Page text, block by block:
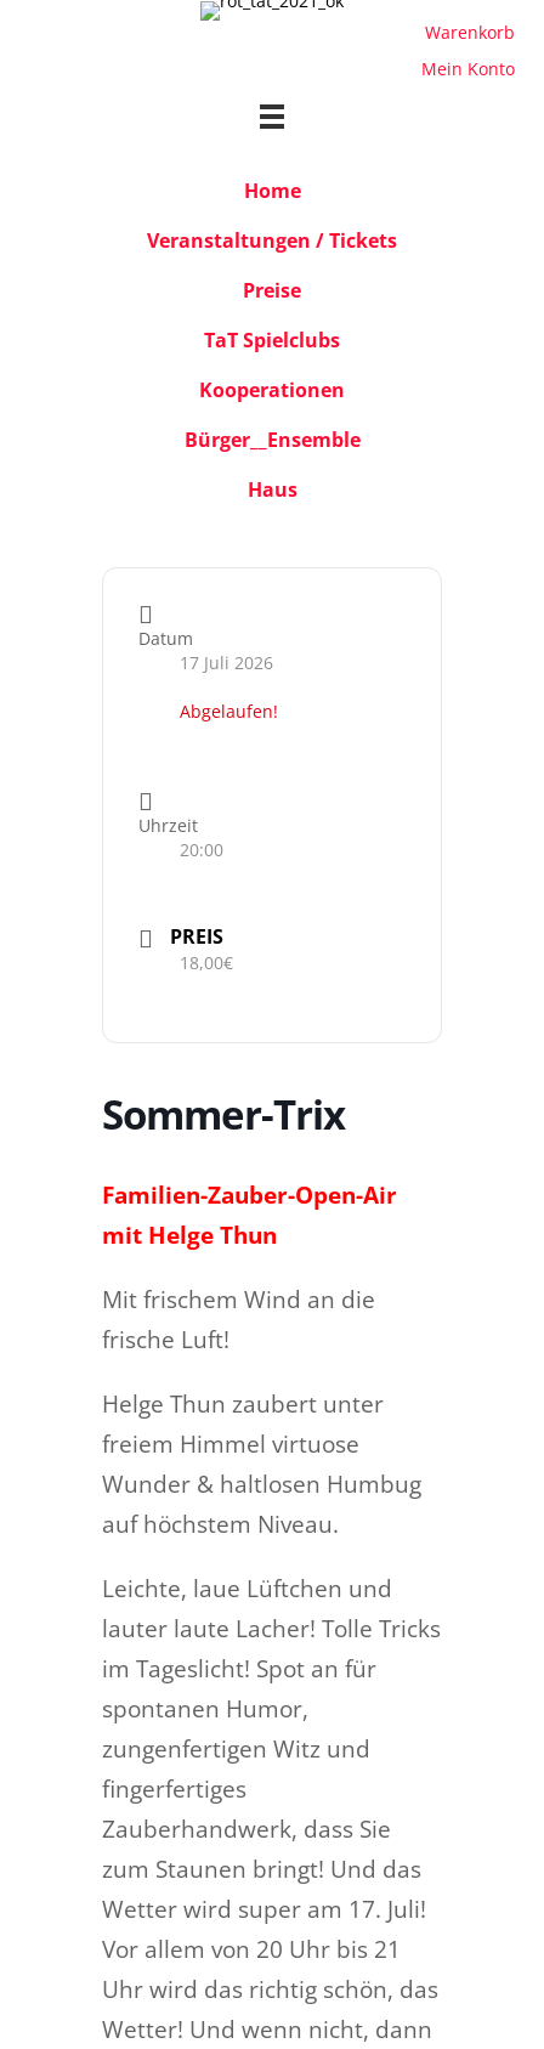
Warenkorb
Mein Konto
Home
Veranstaltungen / Tickets
Preise
TaT Spielclubs
Kooperationen
Bürger__Ensemble
Haus
Datum
17 Juli 2026
Abgelaufen!
Uhrzeit
20:00
PREIS
18,00€
Sommer-Trix
Familien-Zauber-Open-Air
mit Helge Thun
Mit frischem Wind an die
frische Luft!
Helge Thun zaubert unter
freiem Himmel virtuose
Wunder & haltlosen Humbug
auf höchstem Niveau.
Leichte, laue Lüftchen und
lauter laute Lacher! Tolle Tricks
im Tageslicht! Spot an für
spontanen Humor,
zungenfertigen Witz und
fingerfertiges
Zauberhandwerk, dass Sie
zum Staunen bringt! Und das
Wetter wird super am 17. Juli!
Vor allem von 20 Uhr bis 21
Uhr wird das richtig schön, das
Wetter! Und wenn nicht, dann